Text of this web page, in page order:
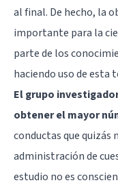
al final. De hecho, la
importante para la
parte de los
haciendo uso de esta
El grupo
obtener el mayor
conductas que quizás
administración de
estudio no es